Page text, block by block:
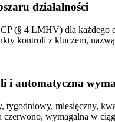
działalności
(§ 4 LMHV) dla każdego
kontroli z kluczem,
i automatyczna
tygodniowy, miesięczny,
czerwono, wymagalna w